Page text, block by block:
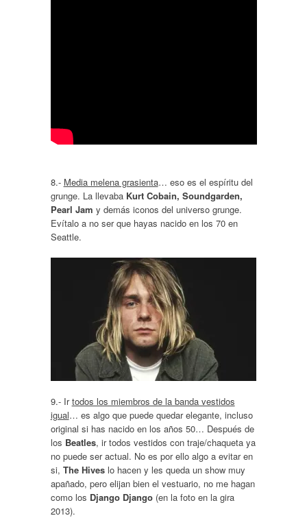
8.- Media melena grasienta… eso es el espíritu del
grunge. La llevabaKurt Cobain, Soundgarden,
Pearl Jam y demás iconos del universo grunge.
Evítalo a no ser que hayas nacido en los 70 en
Seattle.
9.- Irtodos los miembros de la banda vestidos
igual… es algo que puede quedar elegante, incluso
original si has nacido en los años 50… Después de
los Beatles, ir todos vestidos con traje/chaqueta ya
no puede ser actual. No es por ello algo a evitar en
si, The Hiveslo hacen y les queda un show muy
apañado, pero elijan bien el vestuario, no me hagan
como los Django Django(en la foto en la gira
2013).